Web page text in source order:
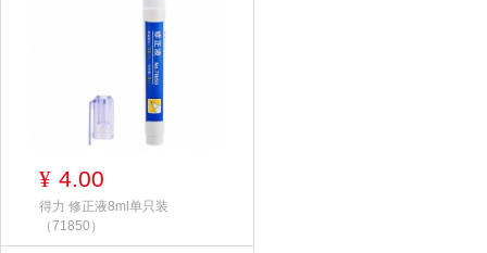
¥ 4.00
得力 修正液8ml单只装
（71850）